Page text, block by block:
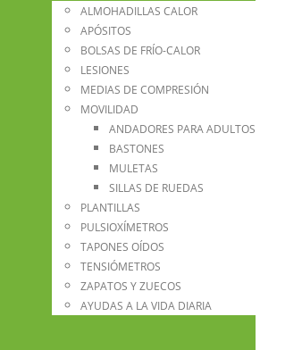
ALMOHADILLAS CALOR
APÓSITOS
BOLSAS DE FRÍO-CALOR
LESIONES
MEDIAS DE COMPRESIÓN
MOVILIDAD
ANDADORES PARA ADULTOS
BASTONES
MULETAS
SILLAS DE RUEDAS
PLANTILLAS
PULSIOXÍMETROS
TAPONES OÍDOS
TENSIÓMETROS
ZAPATOS Y ZUECOS
AYUDAS A LA VIDA DIARIA